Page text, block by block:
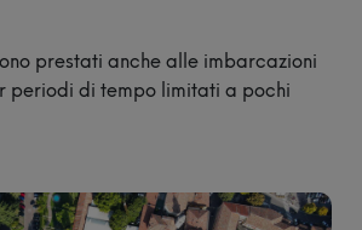
prestati anche alle imbarcazioni
periodi di tempo limitati a pochi
SALÒ
Novembre
Vedi tutti gli
eventi